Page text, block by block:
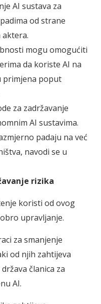
AI sustava za
od strane
mogu omogućiti
da koriste AI na
primjena poput
za zadržavanje
AI sustavima.
padaju na već
navodi se u
rizika
koristi od ovog
upravljanje.
za smanjenje
od njih zahtijeva
članica za
AI.